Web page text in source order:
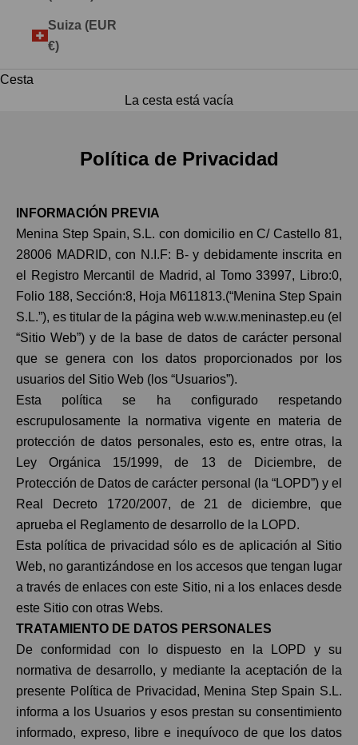
Suiza (EUR
€)
Cesta
La cesta está vacía
Política de Privacidad
INFORMACIÓN PREVIA
Menina Step Spain, S.L. con domicilio en C/ Castello 81,
28006 MADRID, con N.I.F: B- y debidamente inscrita en
el Registro Mercantil de Madrid, al Tomo 33997, Libro:0,
Folio 188, Sección:8, Hoja M611813.(“Menina Step Spain
S.L.”), es titular de la página web w.w.w.meninastep.eu (el
“Sitio Web”) y de la base de datos de carácter personal
que se genera con los datos proporcionados por los
usuarios del Sitio Web (los “Usuarios”).
Esta política se ha configurado respetando
escrupulosamente la normativa vigente en materia de
protección de datos personales, esto es, entre otras, la
Ley Orgánica 15/1999, de 13 de Diciembre, de
Protección de Datos de carácter personal (la “LOPD”) y el
Real Decreto 1720/2007, de 21 de diciembre, que
aprueba el Reglamento de desarrollo de la LOPD.
Esta política de privacidad sólo es de aplicación al Sitio
Web, no garantizándose en los accesos que tengan lugar
a través de enlaces con este Sitio, ni a los enlaces desde
este Sitio con otras Webs.
TRATAMIENTO DE DATOS PERSONALES
De conformidad con lo dispuesto en la LOPD y su
normativa de desarrollo, y mediante la aceptación de la
presente Política de Privacidad, Menina Step Spain S.L.
informa a los Usuarios y esos prestan su consentimiento
informado, expreso, libre e inequívoco de que los datos